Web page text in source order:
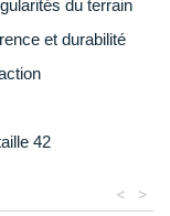
du terrain
et durabilité
42
>
<